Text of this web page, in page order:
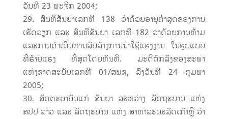
ວັນທີ 23 ພະຈິກ 2004;
ສົນທິສັນຍາເລກທີ 138 ວ່າດ້ວຍອາຍຸຕ່ຳສຸດຂອງການ
ເຮັດວຽກ ແລະ ສົນທິສັນຍາ ເລກທີ 182 ວ່າດ້ວຍການຫ້າມ
ແລະການດຳເນີນການລົບລ້າງການນຳໃຊ້ແຮງງານ ໃນຮູບແບບ
ທີ່ຮ້າຍແຮງ ທີ່ສຸດໂດຍທັນທີ. ມະຕິຕົກລົງຂອງສະພາ
ແຫ່ງຊາດສະບັບເລກທີ 01/ສພຊ, ລົງວັນທີ 24 ກຸມພາ
2005;
ສັດຕະຍາບັນແກ່ ສັນຍາ ລະຫວ່າງ ລັດຖະບານ ແຫ່ງ
ສປປ ລາວ ແລະ ລັດຖະບານ ແຫ່ງ ສາທາລະນະລັດເກົາຫຼີ ວ່າ